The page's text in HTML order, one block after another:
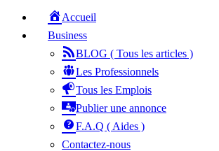
Accueil
Business
BLOG ( Tous les articles )
Les Professionnels
Tous les Emplois
Publier une annonce
F.A.Q ( Aides )
Contactez-nous